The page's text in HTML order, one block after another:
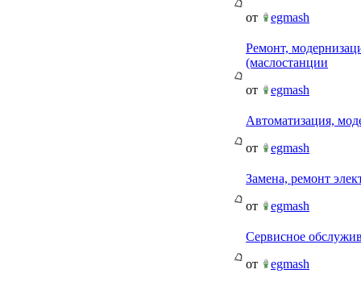
от
egmash
Ремонт,
(маслостанции
от
egmash
Автоматизация,
от
egmash
Замена, ремонт
от
egmash
Сервисное
от
egmash